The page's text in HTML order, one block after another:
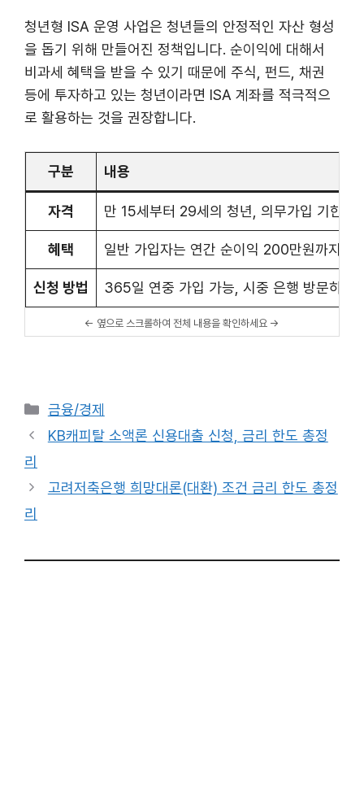
청년형 ISA 운영 사업은 청년들의 안정적인 자산 형성
을 돕기 위해 만들어진 정책입니다. 순이익에 대해서
비과세 혜택을 받을 수 있기 때문에 주식, 펀드, 채권
등에 투자하고 있는 청년이라면 ISA 계좌를 적극적으
로 활용하는 것을 권장합니다.
구분 내용
자격 만 15세부터 29세의 청년, 의무가입 기한 3
혜택 일반 가입자는 연간 순이익 200만원까지
신청 방법 365일 연중 가입 가능, 시중 은행 방문하여
카
테
리
금융/경제
KB캐피탈 소액론 신용대출 신청, 금리 한도 총정
리
고려저축은행 희망대론(대환) 조건 금리 한도 총정
리